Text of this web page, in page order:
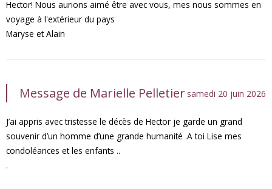
Hector! Nous aurions aimé être avec vous, mes nous sommes en
voyage à l'extérieur du pays
Maryse et Alain
Message de Marielle Pelletier samedi 20 juin 2026
J’ai appris avec tristesse le décès de Hector je garde un grand
souvenir d’un homme d’une grande humanité .A toi Lise mes
condoléances et les enfants ..
.